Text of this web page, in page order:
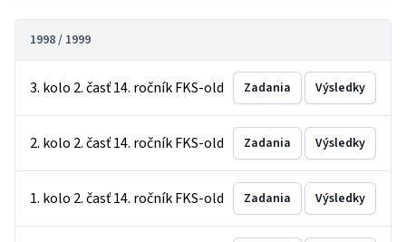
1998 / 1999
3. kolo 2. časť 14. ročník FKS-old Zadania Výsledky
2. kolo 2. časť 14. ročník FKS-old Zadania Výsledky
1. kolo 2. časť 14. ročník FKS-old Zadania Výsledky